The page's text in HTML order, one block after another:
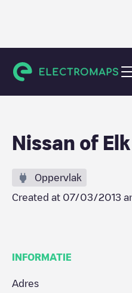
Elk Grove
Nissan of
Oppervlak
Created at 07/03/2013
INFORMATIE
Adres